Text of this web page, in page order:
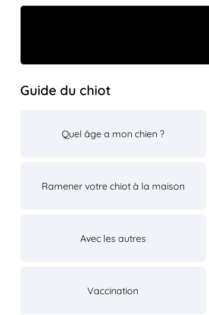
Guide du chiot
Quel âge a mon chien ?
Ramener votre chiot à la maison
Avec les autres
Vaccination